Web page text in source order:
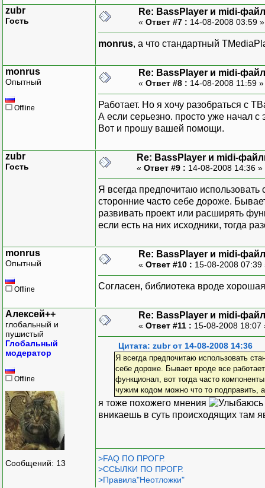
zubr
Гость
Re: BassPlayer и midi-
« Ответ #7 : 14-08-2008 03:59
monrus, а что стандартный
monrus
Опытный
Offline
Re: BassPlayer и midi-
« Ответ #8 : 14-08-2008 11:59
Работает. Но я хочу разобраться с
А если серьезно. просто уже начал с
Вот и прошу вашей помощи.
zubr
Гость
Re: BassPlayer и midi-
« Ответ #9 : 14-08-2008 14:36 »
Я всегда предпочитаю
сторонние часто себе дороже.
развивать проект или расширять
если есть на них исходники, тогда
monrus
Опытный
Offline
Re: BassPlayer и midi-
« Ответ #10 : 15-08-2008
Согласен, библиотека вроде
Алексей++
глобальный и
пушистый
Глобальный
модератор
Offline
Сообщений: 13
Re: BassPlayer и midi-
« Ответ #11 : 15-08-2008
Цитата: zubr от 14-08-2008 14:36
Я всегда предпочитаю использовать
себе дороже. Бывает вроде все
функционал, вот тогда часто
чужим кодом можно что то подправить,
я тоже похожего мнения
вникаешь в суть происходящих там
>FAQ ПО ПРОГР.
>ССЫЛКИ ПО ПРОГР.
>Правила"Неотложки"